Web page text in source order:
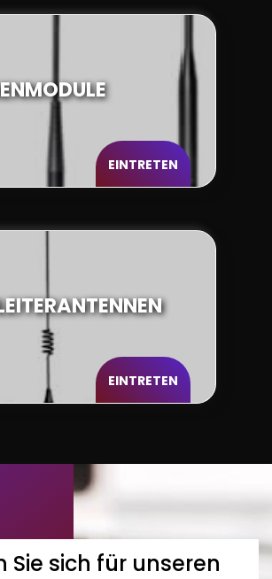
EINTRETEN
EINTRETEN
Sie sich für unseren